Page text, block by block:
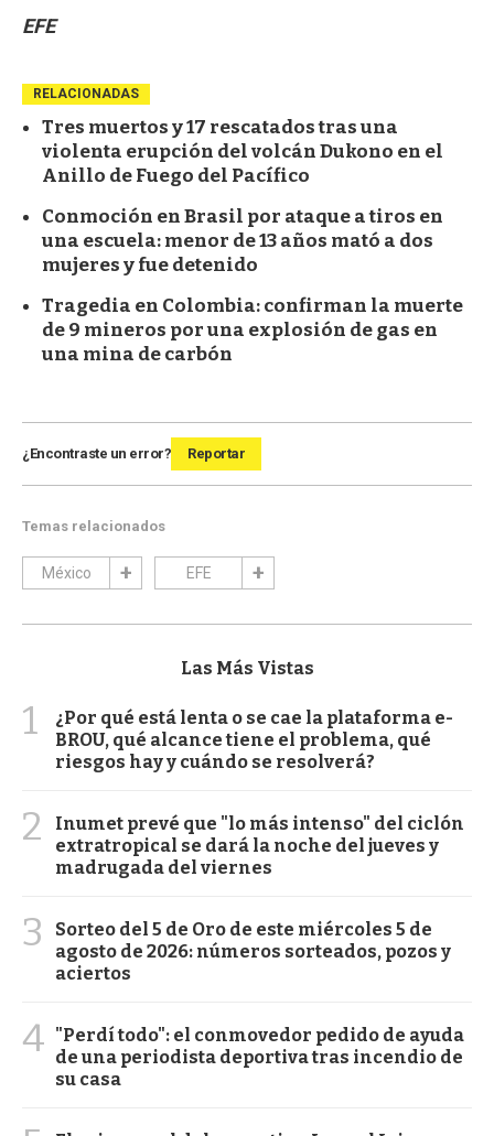
EFE
RELACIONADAS
Tres muertos y 17 rescatados tras una
violenta erupción del volcán Dukono en el
Anillo de Fuego del Pacífico
Conmoción en Brasil por ataque a tiros en
una escuela: menor de 13 años mató a dos
mujeres y fue detenido
Tragedia en Colombia: confirman la muerte
de 9 mineros por una explosión de gas en
una mina de carbón
¿Encontraste un error? Reportar
Temas relacionados
México EFE
Las Más Vistas
1
¿Por qué está lenta o se cae la plataforma e-
BROU, qué alcance tiene el problema, qué
riesgos hay y cuándo se resolverá?
2
Inumet prevé que "lo más intenso" del ciclón
extratropical se dará la noche del jueves y
madrugada del viernes
3
Sorteo del 5 de Oro de este miércoles 5 de
agosto de 2026: números sorteados, pozos y
aciertos
4 "Perdí todo": el conmovedor pedido de ayuda
de una periodista deportiva tras incendio de
su casa